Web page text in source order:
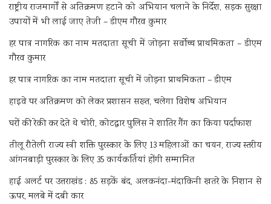
राष्ट्रीय राजमार्गों से अतिक्रमण हटाने को अभियान चलाने के निर्देश, सड़क सुरक्षा
उपायों में भी लाई जाए तेजी – डीएम गौरव कुमार
हर पात्र नागरिक का नाम मतदाता सूची में जोड़ना सर्वोच्च प्राथमिकता – डीएम
गौरव कुमार
हर पात्र नागरिक का नाम मतदाता सूची में जोड़ना प्राथमिकता – डीएम
हाइवे पर अतिक्रमण को लेकर प्रशासन सख्त, चलेगा विशेष अभियान
घरों की रेकी कर देते थे चोरी, कोटद्वार पुलिस ने शातिर गैंग का किया पर्दाफाश
तीलू रौतेली राज्य स्त्री शक्ति पुरस्कार के लिए 13 महिलाओं का चयन, राज्य स्तरीय
आंगनबाड़ी पुरस्कार के लिए 35 कार्यकर्तियां होंगी सम्मानित
हाई अलर्ट पर उत्तराखंड : 85 सड़कें बंद, अलकनंदा-मंदाकिनी खतरे के निशान से
ऊपर, मलबे में दबी कार